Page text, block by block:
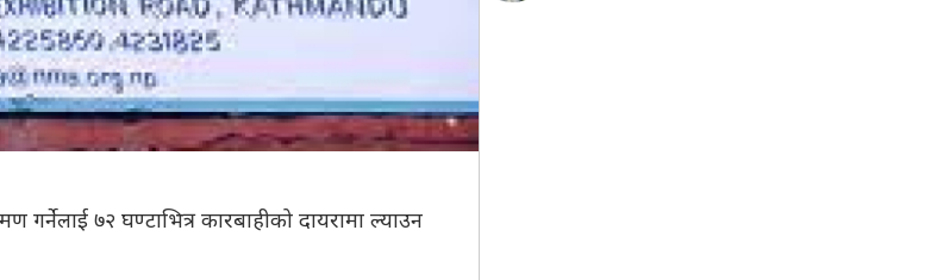
७२ घण्टाभित्र कारबाहीको दायरामा ल्याउन